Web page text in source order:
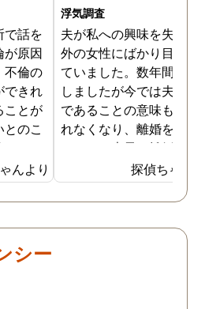
で話を
が原因
不倫の
できれ
ことが
のこ
して
すが、
力が弱
のアド
こと
の関
んより
浮気調査
夫が私への興味を失くし
外の女性にばかり目を向
ていました。数年間は我
しましたが今では夫と夫
であることの意味も感じ
れなくなり、離婚を決意
ました。素早く離婚を成
させるためには夫の不倫
証拠を手に入れることが
っ取り早く、探偵に調査
行動パターンを伝え、予
探偵ちゃん
シー